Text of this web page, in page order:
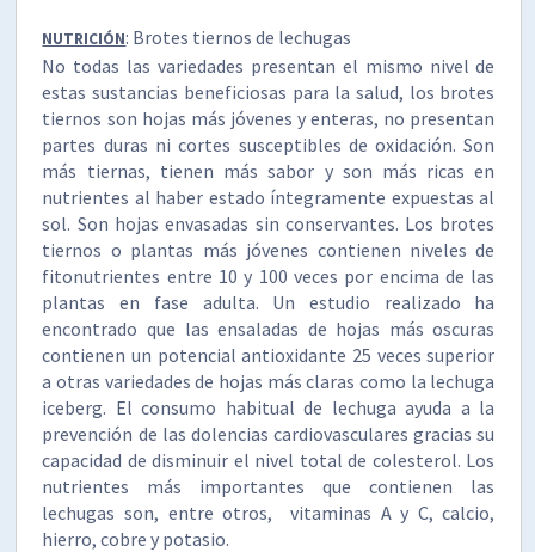
NUTRICIÓN: Brotes tiernos de lechugas
No todas las variedades presentan el mismo nivel de
estas sustancias beneficiosas para la salud, los brotes
tiernos son hojas más jóvenes y enteras, no presentan
partes duras ni cortes susceptibles de oxidación. Son
más tiernas, tienen más sabor y son más ricas en
nutrientes al haber estado íntegramente expuestas al
sol. Son hojas envasadas sin conservantes. Los brotes
tiernos o plantas más jóvenes contienen niveles de
fitonutrientes entre 10 y 100 veces por encima de las
plantas en fase adulta. Un estudio realizado ha
encontrado que las ensaladas de hojas más oscuras
contienen un potencial antioxidante 25 veces superior
a otras variedades de hojas más claras como la lechuga
iceberg. El consumo habitual de lechuga ayuda a la
prevención de las dolencias cardiovasculares gracias su
capacidad de disminuir el nivel total de colesterol. Los
nutrientes más importantes que contienen las
lechugas son, entre otros, vitaminas A y C, calcio,
hierro, cobre y potasio.